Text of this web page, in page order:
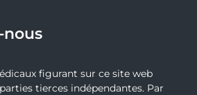
nous
figurant sur ce site web
tierces indépendantes. Par